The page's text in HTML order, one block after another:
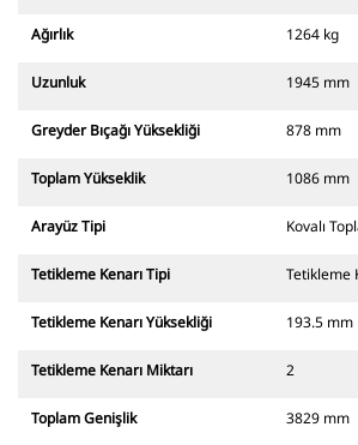
Ağırlık 1264 kg
Uzunluk 1945 mm
Greyder Bıçağı Yüksekliği 878 mm
Toplam Yükseklik 1086 mm
Arayüz Tipi Kovalı
Tetikleme Kenarı Tipi Tetikleme
Tetikleme Kenarı Yüksekliği 193.5 mm
Tetikleme Kenarı Miktarı 2
Toplam Genişlik 3829 mm